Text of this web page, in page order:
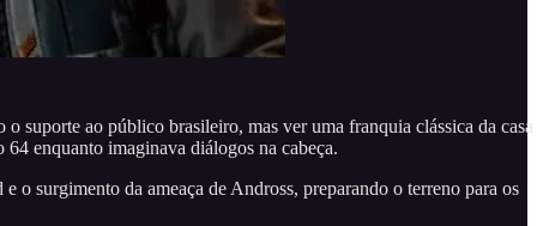
suporte ao público brasileiro, mas ver uma franquia clássica da casa
enquanto imaginava diálogos na cabeça.
surgimento da ameaça de Andross, preparando o terreno para os